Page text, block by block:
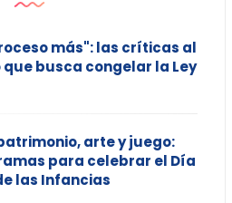
más": las críticas al
busca congelar la Ley
arte y juego:
para celebrar el Día
las Infancias